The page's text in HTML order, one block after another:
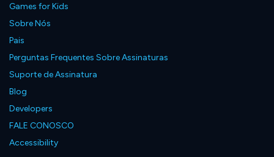
Games for Kids
Sobre Nós
Pais
Perguntas Frequentes Sobre Assinaturas
Suporte de Assinatura
Blog
Developers
FALE CONOSCO
Accessibility